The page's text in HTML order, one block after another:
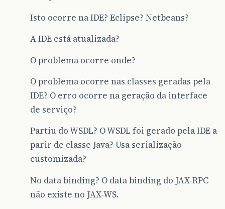
Isto ocorre na IDE? Eclipse? Netbeans?
A IDE está atualizada?
O problema ocorre onde?
O problema ocorre nas classes geradas pela
IDE? O erro ocorre na geração da interface
de serviço?
Partiu do WSDL? O WSDL foi gerado pela IDE a
parir de classe Java? Usa serialização
customizada?
No data binding? O data binding do JAX-RPC
não existe no JAX-WS.